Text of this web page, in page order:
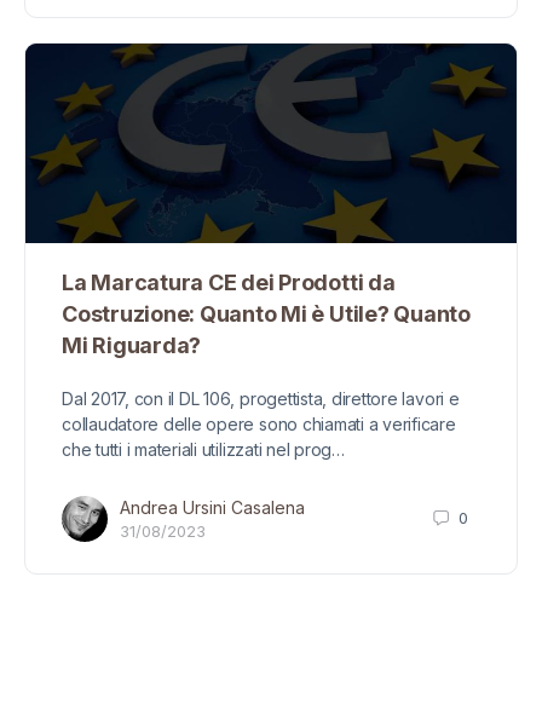
La Marcatura CE dei Prodotti da
Costruzione: Quanto Mi è Utile? Quanto
Mi Riguarda?
Dal 2017, con il DL 106, progettista, direttore lavori e
collaudatore delle opere sono chiamati a verificare
che tutti i materiali utilizzati nel prog…
Andrea Ursini Casalena
31/08/2023
0